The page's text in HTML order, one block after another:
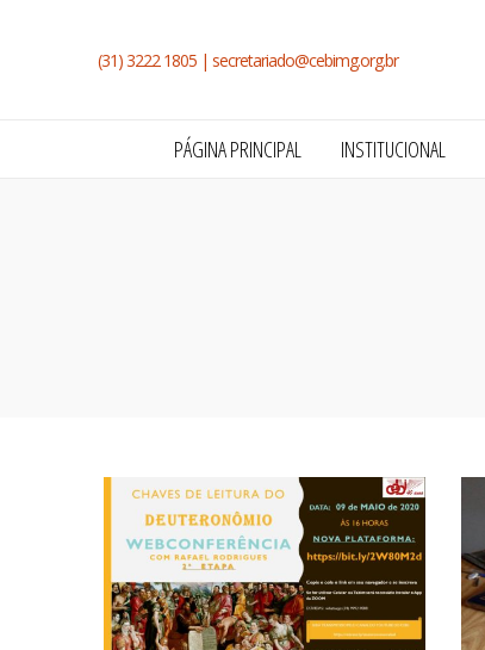
(31) 3222 1805 | secretariado@cebimg.org.br
PÁGINA PRINCIPAL INSTITUCIONAL